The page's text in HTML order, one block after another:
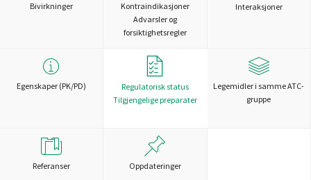
Bivirkninger
Kontraindikasjoner
Advarsler og
forsiktighetsregler
Interaksjoner
Egenskaper (PK/PD)
Regulatorisk status
Tilgjengelige preparater
Legemidler i samme ATC-
gruppe
Referanser Oppdateringer